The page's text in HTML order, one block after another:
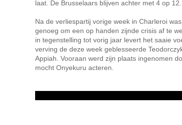
laat. De Brusselaars blijven achter met 4 op 12.
Na de verliespartij vorige week in Charleroi
genoeg om een op handen zijnde crisis af te
in tegenstelling tot vorig jaar levert het saaie
verving de deze week geblesseerde
Appiah. Vooraan werd zijn plaats ingenomen
mocht Onyekuru acteren.